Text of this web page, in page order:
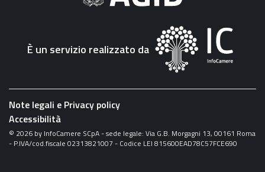
È un servizio realizzato da
Note legali e Privacy policy
Accessibilità
© 2026 by InfoCamere SCpA - sede legale: Via G.B. Morgagni 13, 00161 Roma
- P.IVA/cod.fiscale 02313821007 - Codice LEI 815600EAD78C57FCE690